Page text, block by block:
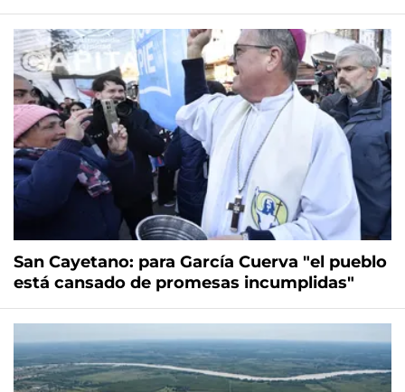
San Cayetano: para García Cuerva "el pueblo
está cansado de promesas incumplidas"